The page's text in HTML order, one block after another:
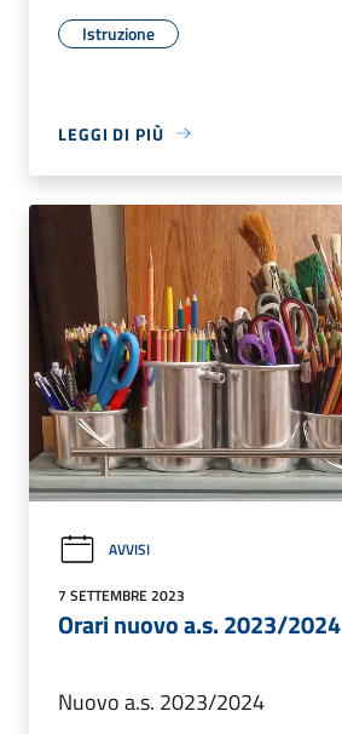
Istruzione
LEGGI DI PIÙ
AVVISI
7 SETTEMBRE 2023
Orari nuovo a.s. 2023/2024
Nuovo a.s. 2023/2024